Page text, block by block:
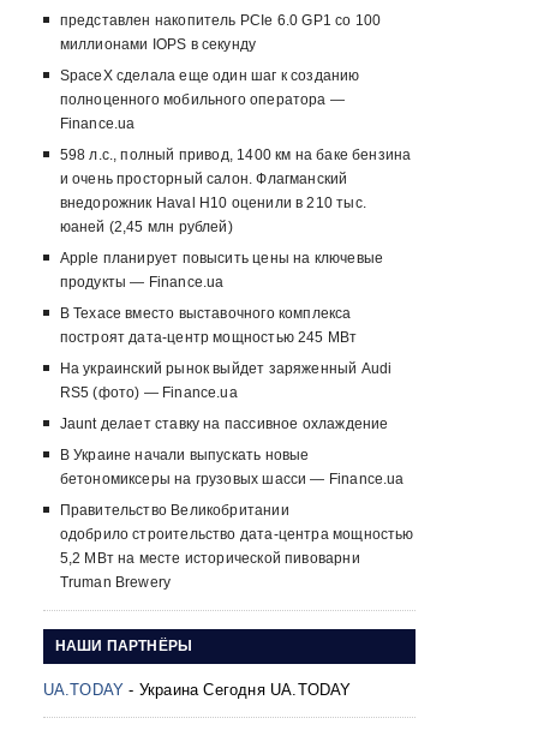
представлен накопитель PCIe 6.0 GP1 со 100
миллионами IOPS в секунду
SpaceX сделала еще один шаг к созданию
полноценного мобильного оператора —
Finance.ua
598 л.с., полный привод, 1400 км на баке бензина
и очень просторный салон. Флагманский
внедорожник Haval H10 оценили в 210 тыс.
юаней (2,45 млн рублей)
Apple планирует повысить цены на ключевые
продукты — Finance.ua
В Техасе вместо выставочного комплекса
построят дата-центр мощностью 245 МВт
На украинский рынок выйдет заряженный Audi
RS5 (фото) — Finance.ua
Jaunt делает ставку на пассивное охлаждение
В Украине начали выпускать новые
бетономиксеры на грузовых шасси — Finance.ua
Правительство Великобритании
одобрило строительство дата-центра мощностью
5,2 МВт на месте исторической пивоварни
Truman Brewery
НАШИ ПАРТНЁРЫ
UA.TODAY - Украина Сегодня UA.TODAY